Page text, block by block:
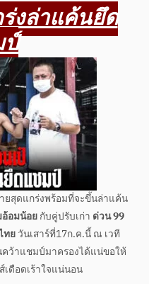
งล่าแค้นยึด
ยสุดแกร่งพร้อมที่จะขึ้นล่าแค้น
อ้อมน้อยกับคู่ปรับเก่า ด่วน 99
ทยวันเสาร์ที่17ก.ค.นี้ ณ เวที
ว้าแชมป์มาครองได้แน่ขอให้
ดือดเร้าใจแน่นอน